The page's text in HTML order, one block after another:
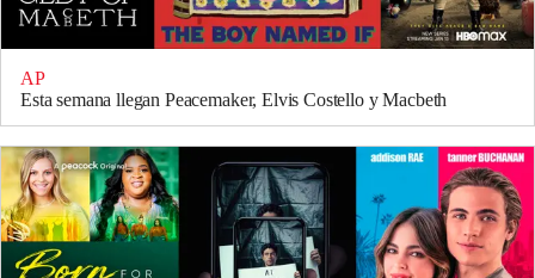
AP
Esta semana llegan Peacemaker, Elvis Costello y Macbeth